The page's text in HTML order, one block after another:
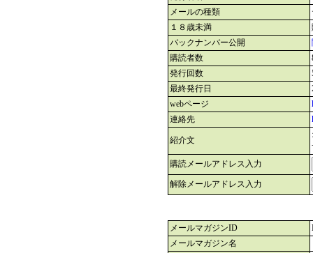
メールの種類
１８歳未満
バックナンバー公開
購読者数
発行回数
最終発行日
webページ
連絡先
紹介文
購読メールアドレス入力
解除メールアドレス入力
メールマガジンID
メールマガジン名